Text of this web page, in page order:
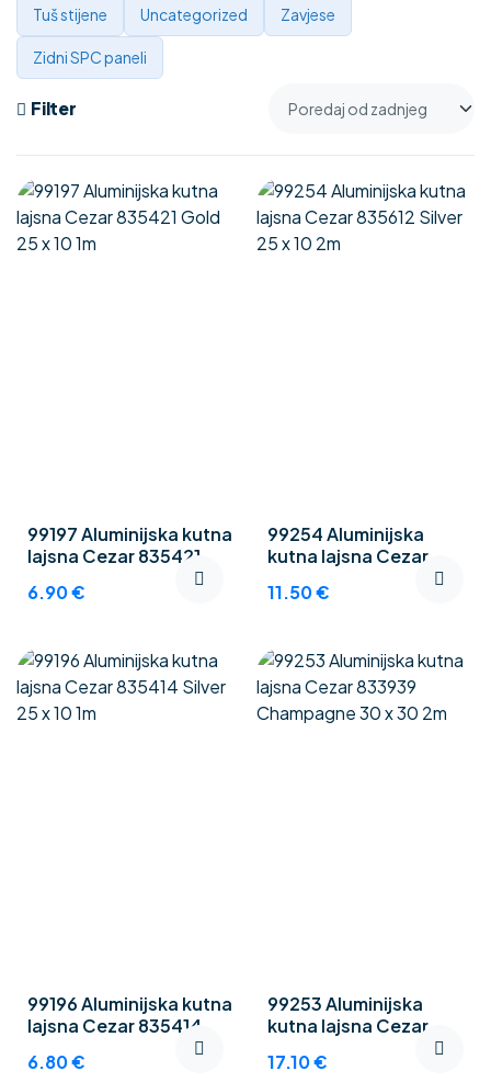
Tuš stijene Uncategorized Zavjese
Zidni SPC paneli
Filter
99197 Aluminijska kutna
lajsna Cezar 835421
6.90€
99254 Aluminijska
kutna lajsna Cezar
835612 Silver 25 x 10 2m
11.50€
99196 Aluminijska kutna
lajsna Cezar 835414
6.80€
99253 Aluminijska
kutna lajsna Cezar
833939 Champagne 30
x 30 2m
17.10€